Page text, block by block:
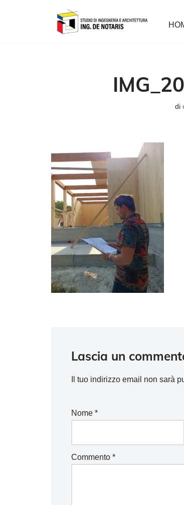
di
Lascia un
Il tuo indirizzo email non sarà
Nome *
Commento *